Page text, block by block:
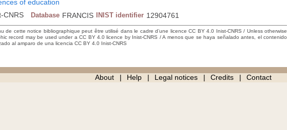
of education
CNRS Database FRANCIS INIST identifier 12904761
de cette notice bibliographique peut être utilisé dans le cadre d’une licence CC BY 4.0 Inist-CNRS / Unless otherwise
record may be used under a CC BY 4.0 licence by Inist-CNRS / A menos que se haya señalado antes, el contenido
al amparo de una licencia CC BY 4.0 Inist-CNRS
About Help Legal notices Credits Contact